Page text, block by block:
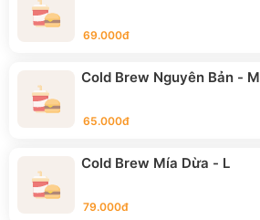
69.000đ
Cold Brew Nguyên Bản - M
65.000đ
Cold Brew Mía Dừa - L
79.000đ